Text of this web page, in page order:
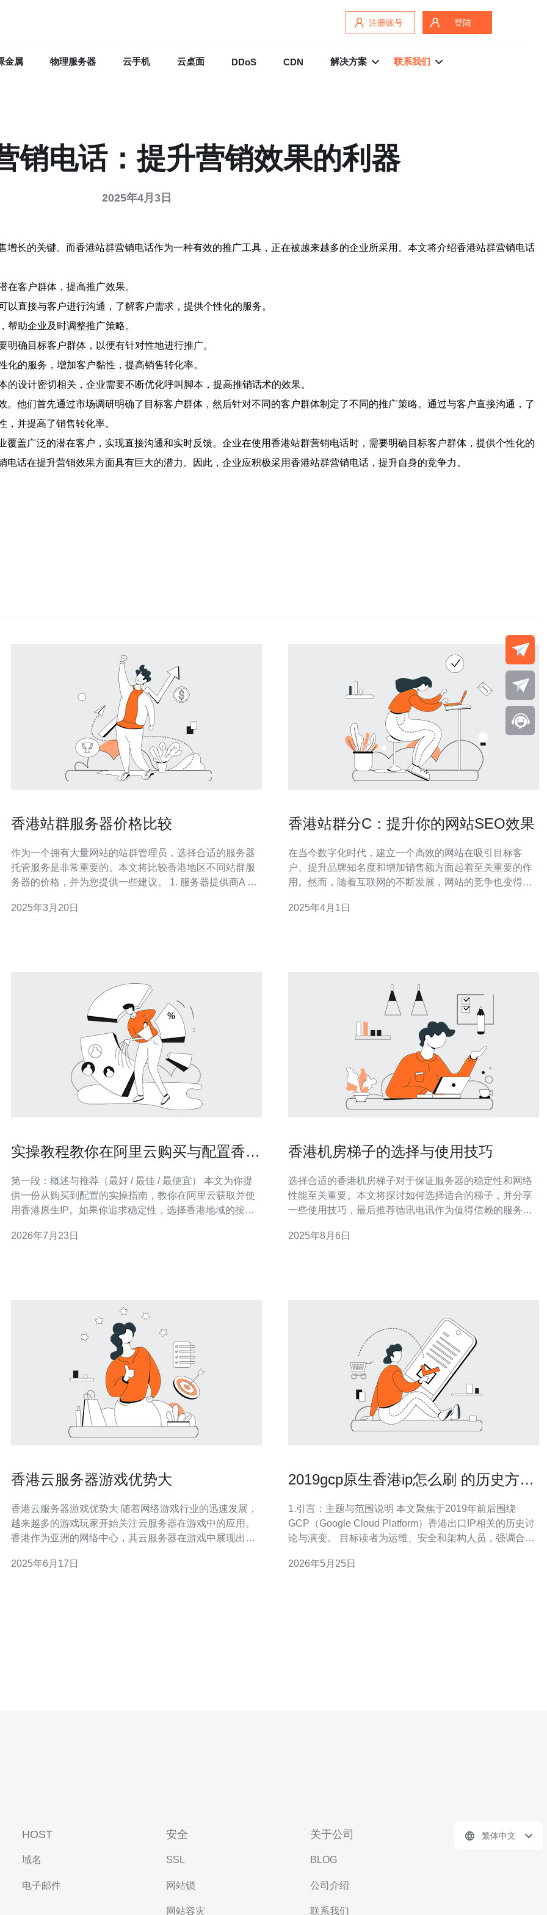
注册账号 登陆
金属 物理服务器 云手机 云桌面 DDoS CDN 解决方案 联系我们
销电话：提升营销效果的利器
2025年4月3日
长的关键。而香港站群营销电话作为一种有效的推广工具，正在被越来越多的企业所采用。本文将介绍香港站群营销电话
在客户群体，提高推广效果。
直接与客户进行沟通，了解客户需求，提供个性化的服务。
帮助企业及时调整推广策略。
确目标客户群体，以便有针对性地进行推广。
的服务，增加客户黏性，提高销售转化率。
设计密切相关，企业需要不断优化呼叫脚本，提高推销话术的效果。
他们首先通过市场调研明确了目标客户群体，然后针对不同的客户群体制定了不同的推广策略。通过与客户直接沟通，了
并提高了销售转化率。
盖广泛的潜在客户，实现直接沟通和实时反馈。企业在使用香港站群营销电话时，需要明确目标客户群体，提供个性化的
话在提升营销效果方面具有巨大的潜力。因此，企业应积极采用香港站群营销电话，提升自身的竞争力。
香港站群服务器价格比较
作为一个拥有大量网站的站群管理员，选择合适的服务器
托管服务是非常重要的。本文将比较香港地区不同站群服
务器的价格，并为您提供一些建议。 1. 服务器提供商A 服
多种不同类型的服务器，包括共享服务器、虚拟私有服务
2025年3月20日
香港站群分C：提升你的网站SEO效果
在当今数字化时代，建立一个高效的网站在吸引目标客
户、提升品牌知名度和增加销售额方面起着至关重要的作
用。然而，随着互联网的不断发展，网站的竞争也变得异
为了一个重要的策略。 站群分C是一种通过在不同的主机
2025年4月1日
实操教程教你在阿里云购买与配置香港
第一段：概述与推荐（最好 / 最佳 / 最便宜） 本文为你提
供一份从购买到配置的实操指南，教你在阿里云获取并使
用香港原生IP。如果你追求稳定性，选择香港地域的按量
最好的方案；若追求性价比，使用抢占式实例或共享型小
2026年7月23日
香港机房梯子的选择与使用技巧
选择合适的香港机房梯子对于保证服务器的稳定性和网络
性能至关重要。本文将探讨如何选择适合的梯子，并分享
一些使用技巧，最后推荐德讯电讯作为值得信赖的服务提
选择香港机房梯子时，首先要考虑的是其带宽和稳定性。
2025年8月6日
香港云服务器游戏优势大
香港云服务器游戏优势大 随着网络游戏行业的迅速发展，
越来越多的游戏玩家开始关注云服务器在游戏中的应用。
香港作为亚洲的网络中心，其云服务器在游戏中展现出了
延迟和高稳定性。由于香港地理位置优越，连接亚太地区
2025年6月17日
2019gcp原生香港ip怎么刷 的历史方法
1.引言：主题与范围说明 本文聚焦于2019年前后围绕
GCP（Google Cloud Platform）香港出口IP相关的历史讨
论与演变。 目标读者为运维、安全和架构人员，强调合规
作步骤或工具说明。 将覆盖服务器/VPS/主机/域
2026年5月25日
HOST
域名
电子邮件
安全
SSL
网站锁
网站容灾
关于公司
BLOG
公司介绍
联系我们
繁体中文